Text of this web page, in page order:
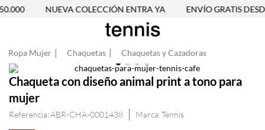
NUEVA COLECCIÓN ENTRA YA ENVÍO GRATIS
Ropa Mujer Chaquetas Chaquetas y Cazadoras
Chaqueta con diseño animal print a tono para
mujer
Referencia:ABR-CHA-0001438 Tennis